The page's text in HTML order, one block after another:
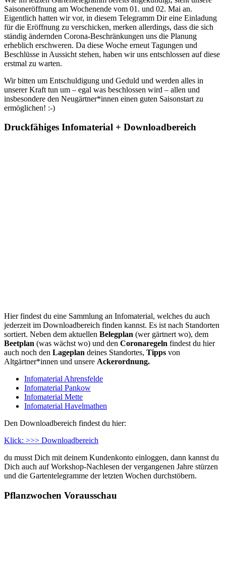
Saisoneröffnung am Wochenende vom 01. und 02. Mai an.
Eigentlich hatten wir vor, in diesem Telegramm Dir eine Einladung
für die Eröffnung zu verschicken, merken allerdings, dass die sich
ständig ändernden Corona-Beschränkungen uns die Planung
erheblich erschweren. Da diese Woche erneut Tagungen und
Beschlüsse in Aussicht stehen, haben wir uns entschlossen auf diese
erstmal zu warten.
Wir bitten um Entschuldigung und Geduld und werden alles in
unserer Kraft tun um – egal was beschlossen wird – allen und
insbesondere den Neugärtner*innen einen guten Saisonstart zu
ermöglichen! :-)
Druckfähiges Infomaterial + Downloadbereich
Hier findest du eine Sammlung an Infomaterial, welches du auch
jederzeit im Downloadbereich finden kannst. Es ist nach Standorten
sortiert. Neben dem aktuellen Belegplan (wer gärtnert wo), dem
Beetplan (was wächst wo) und den Coronaregeln findest du hier
auch noch den Lageplan deines Standortes, Tipps von
Altgärtner*innen und unsere Ackerordnung.
Infomaterial Ahrensfelde
Infomaterial Pankow
Infomaterial Mette
Infomaterial Havelmathen
Den Downloadbereich findest du hier:
Klick: >>> Downloadbereich
du musst Dich mit deinem Kundenkonto einloggen, dann kannst du
Dich auch auf Workshop-Nachlesen der vergangenen Jahre stürzen
und die Gartentelegramme der letzten Wochen durchstöbern.
Pflanzwochen Vorausschau